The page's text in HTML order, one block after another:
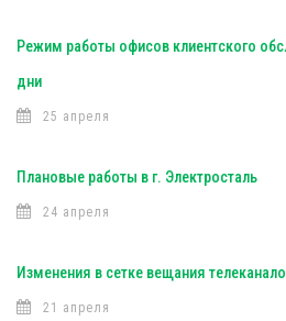
Режим работы офисов клиентского
дни
25 апреля
Плановые работы в г. Электросталь
24 апреля
Изменения в сетке вещания
21 апреля